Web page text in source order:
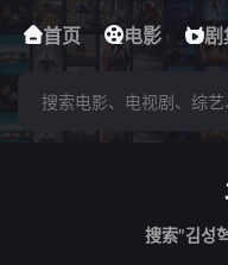
首页 电影 剧
下载
搜索"김성